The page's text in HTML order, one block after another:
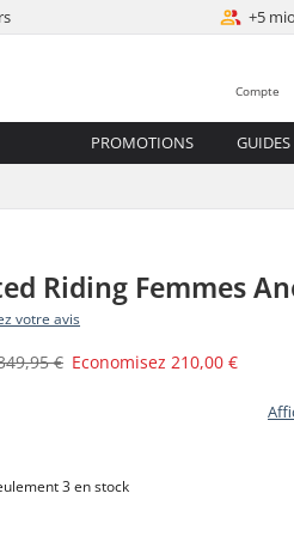
+5
Compte
PROMOTIONS GUIDES
Riding Femmes
votre avis
€ Economisez 210,00 €
3 en stock